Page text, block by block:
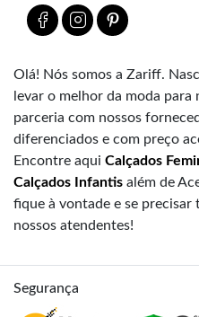
Olá! Nós somos a Zariff.
levar o melhor da moda para
parceria com nossos
diferenciados e com preço
Encontre aqui Calçados
Calçados Infantis além de
fique à vontade e se precisar
nossos atendentes!
Segurança